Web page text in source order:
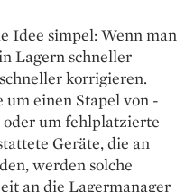
Idee simpel: Wenn man
Lagern schneller
korrigieren.
um einen Stapel von
um fehlplatzierte
Geräte, die an
werden solche
an die Lagermanager